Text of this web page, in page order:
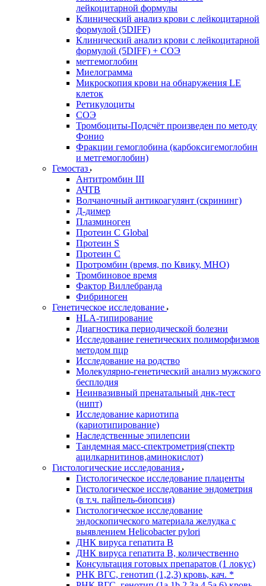
лейкоцитарной формулы
Клинический анализ крови с лейкоцитарной
формулой (5DIFF)
Клинический анализ крови с лейкоцитарной
формулой (5DIFF) + СОЭ
метгемоглобин
Миелограмма
Микроскопия крови на обнаружения LE
клеток
Ретикулоциты
СОЭ
Тромбоциты-Подсчёт произведен по методу
Фонио
Фракции гемоглобина (карбоксигемоглобин
и метгемоглобин)
Гемостаз
Антитромбин III
АЧТВ
Волчаночный антикоагулянт (скрининг)
Д-димер
Плазминоген
Протеин C Global
Протеин S
Протеин С
Протромбин (время, по Квику, МНО)
Тромбиновое время
Фактор Виллебранда
Фибриноген
Генетическое исследование
HLA-типирование
Диагностика периодической болезни
Исследование генетических полиморфизмов
методом пцр
Исследование на родство
Молекулярно-генетический анализ мужского
бесплодия
Неинвазивный пренатальный днк-тест
(нипт)
Исследование кариотипа
(кариотипирование)
Наследственные эпилепсии
Тандемная масс-спектрометрия(спектр
ацилкарнитинов,аминокислот)
Гистологические исследования
Гистологическое исследование плаценты
Гистологическое исследование эндометрия
(в т.ч. пайпель-биопсия)
Гистологическое исследование
эндоскопического материала желудка с
выявлением Helicobacter pylori
ДНК вируса гепатита B
ДНК вируса гепатита B, количественно
Консультация готовых препаратов (1 локус)
РНК ВГC, генотип (1,2,3) кровь, кач. *